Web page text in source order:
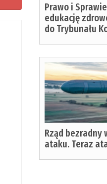
Prawo i
edukację
do Trybunału
Rząd bezradny
ataku. Teraz